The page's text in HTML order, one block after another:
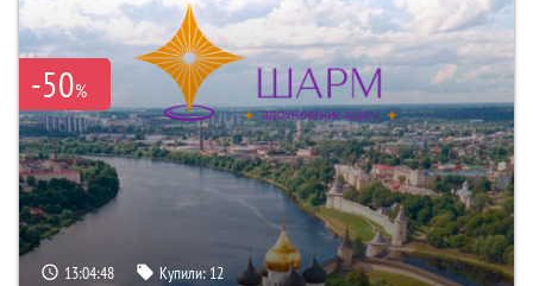
-50%
13:04:47 Купили:12